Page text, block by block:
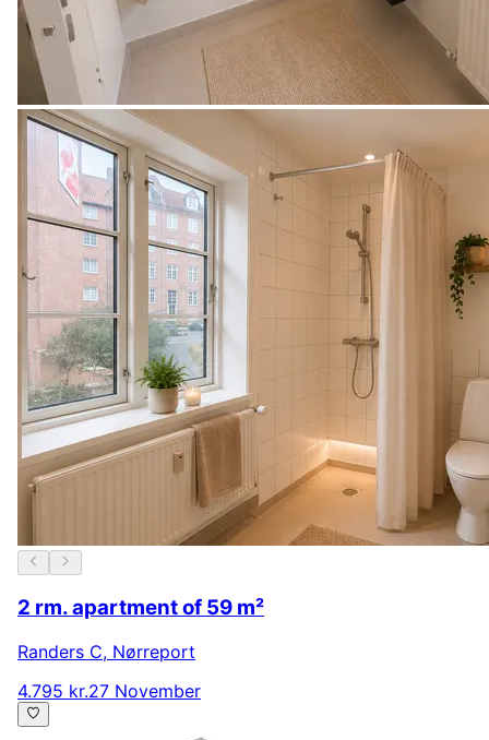
2 rm. apartment of 59 m²
Randers C, Nørreport
4.795 kr.27 November